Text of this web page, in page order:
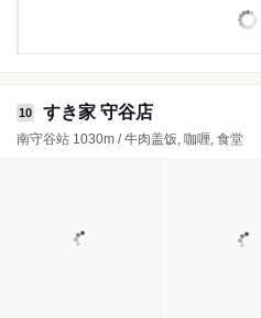
10 すき家 守谷店
南守谷站 1030m / 牛肉盖饭, 咖喱, 食堂